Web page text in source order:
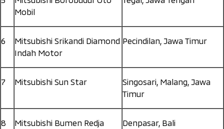
Mobil
6
Mitsubishi Srikandi Diamond
Indah Motor
Pecindilan, Jawa Timur
7 Mitsubishi Sun Star
Singosari, Malang, Jawa
Timur
8
Mitsubishi Bumen Redja
Denpasar, Bali